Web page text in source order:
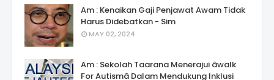
Am : Kenaikan Gaji Penjawat Awam Tidak
Harus Didebatkan - Sim
MAY 02, 2024
Am : Sekolah Taarana Menerajui âwalk
For Autismâ Dalam Mendukung Inklusi